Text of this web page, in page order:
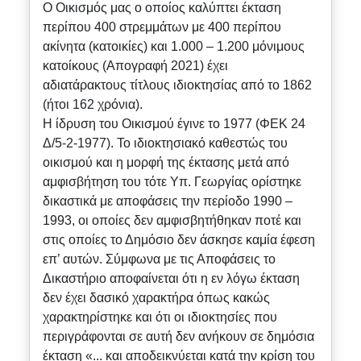
Ο Οικισμός μας ο οποίος καλύπτει έκταση
περίπου 400 στρεμμάτων με 400 περίπου
ακίνητα (κατοικίες) και 1.000 – 1.200 μόνιμους
κατοίκους (Απογραφή 2021) έχει
αδιατάρακτους τίτλους ιδιοκτησίας από το 1862
(ήτοι 162 χρόνια).
Η ίδρυση του Οικισμού έγινε το 1977 (ΦΕΚ 24
Δ/5-2-1977). Το ιδιοκτησιακό καθεστώς του
οικισμού και η μορφή της έκτασης μετά από
αμφισβήτηση του τότε Υπ. Γεωργίας ορίστηκε
δικαστικά με αποφάσεις την περίοδο 1990 –
1993, οι οποίες δεν αμφισβητήθηκαν ποτέ και
στις οποίες το Δημόσιο δεν άσκησε καμία έφεση
επ’ αυτών. Σύμφωνα με τις Αποφάσεις το
Δικαστήριο αποφαίνεται ότι η εν λόγω έκταση
δεν έχει δασικό χαρακτήρα όπως κακώς
χαρακτηρίστηκε και ότι οι ιδιοκτησίες που
περιγράφονται σε αυτή δεν ανήκουν σε δημόσια
έκταση «... και αποδεικνύεται κατά την κρίση του